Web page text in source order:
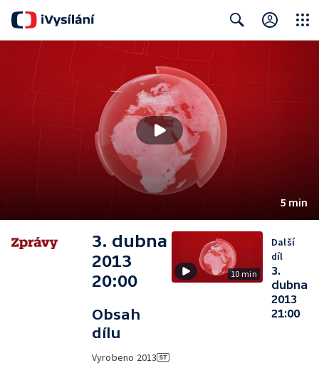
5 min
3. dubna
2013
20:00
Obsah
dílu
Vyrobeno 2013
10 min
Další
díl
3.
dubna
2013
21:00